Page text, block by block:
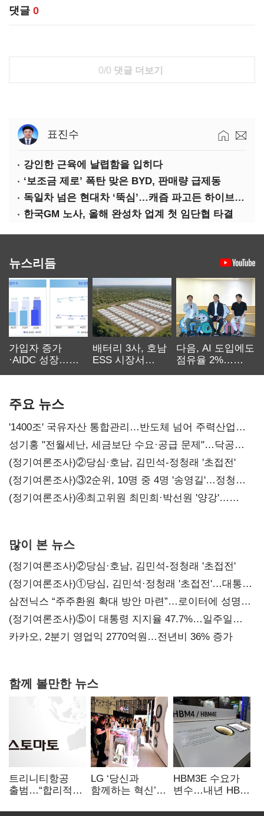
댓글 0
0/0 댓글 더보기
표진수
강인한 근육에 날렵함을 입히다
‘보조금 제로’ 폭탄 맞은 BYD, 판매량 급제동
독일차 넘은 현대차 ‘뚝심’…캐즘 파고든 하이브리드 역전극
한국GM 노사, 올해 완성차 업계 첫 임단협 타결
뉴스리듬
가입자 증가
·AIDC 성장…
배터리 3사, 호남
ESS 시장서
다음, AI 도입에도
점유율 2%…
주요 뉴스
'1400조' 국유자산 통합관리…반도체 넘어 주력산업
구조혁신
성기홍 "전월세난, 세금보단 수요·공급 문제"…닥공
시사
(정기여론조사)②당심·호남, 김민석-정청래 '초접전'
(정기여론조사)③2순위, 10명 중 4명 '송영길'…정청래
'한 자릿수'
(정기여론조사)④최고위원 최민희·박선원 '양강'…
많이 본 뉴스
(정기여론조사)②당심·호남, 김민석-정청래 '초접전'
(정기여론조사)①당심, 김민석·정청래 '초접전'…대통령
지지도 '50% 아래로'(종합)
삼전닉스 “주주환원 확대 방안 마련”…로이터에 성명
보내
(정기여론조사)⑤이 대통령 지지율 47.7%…일주일
만에 다시 40%대
카카오, 2분기 영업익 2770억원…전년비 36% 증가
함께 볼만한 뉴스
트리니티항공
출범…“합리적
LG ‘당신과
함께하는 혁신’…
HBM3E 수요가
변수…내년 HBM